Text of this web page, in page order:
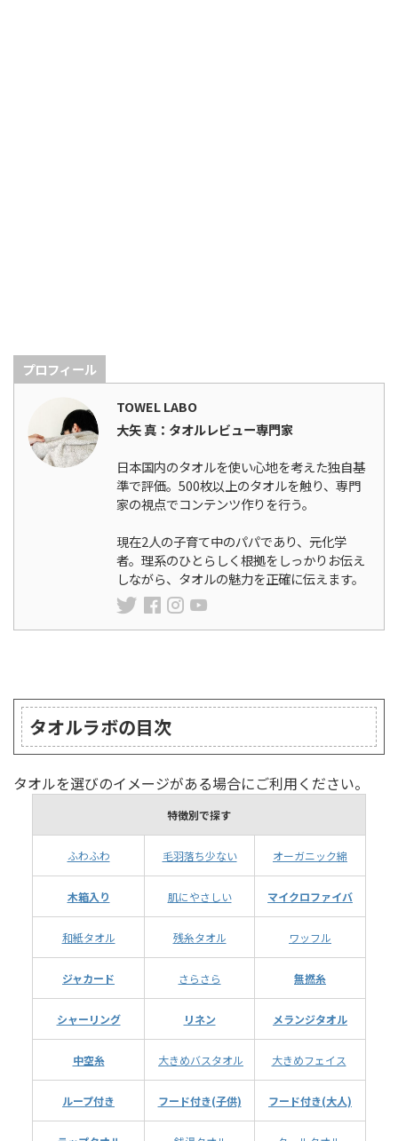
プロフィール
TOWEL LABO
大矢 真：タオルレビュー専門家
日本国内のタオルを使い心地を考えた独自基
準で評価。500枚以上のタオルを触り、専門
家の視点でコンテンツ作りを行う。
現在2人の子育て中のパパであり、元化学
者。理系のひとらしく根拠をしっかりお伝え
しながら、タオルの魅力を正確に伝えます。
タオルラボの目次
タオルを選びのイメージがある場合にご利用ください。
特徴別で探す
ふわふわ 毛羽落ち少ない オーガニック綿
木箱入り 肌にやさしい マイクロファイバ
和紙タオル 残糸タオル ワッフル
ジャカード さらさら 無撚糸
シャーリング リネン メランジタオル
中空糸 大きめバスタオル 大きめフェイス
ループ付き フード付き(子供) フード付き(大人)